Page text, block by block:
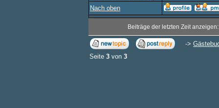
Nach oben
Beiträge der letzten Zeit
->
Seite 3 von 3